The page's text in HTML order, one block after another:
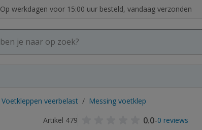
Op werkdagen voor 15:00 uur besteld, vandaag verzonden
Voetkleppen veerbelast / Messing voetklep
Artikel 479
0.0-0 reviews